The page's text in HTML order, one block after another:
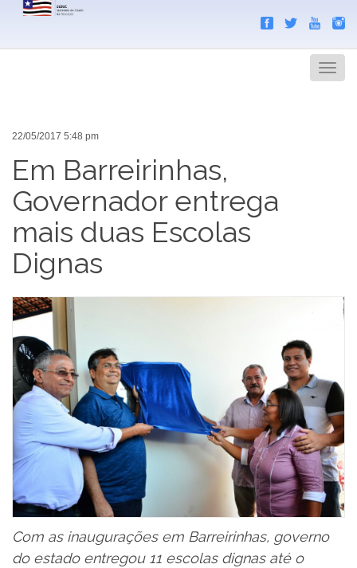
Menu
22/05/2017 5:48 pm
Em Barreirinhas,
Governador entrega
mais duas Escolas
Dignas
Com as inaugurações em Barreirinhas, governo
do estado entregou 11 escolas dignas até o